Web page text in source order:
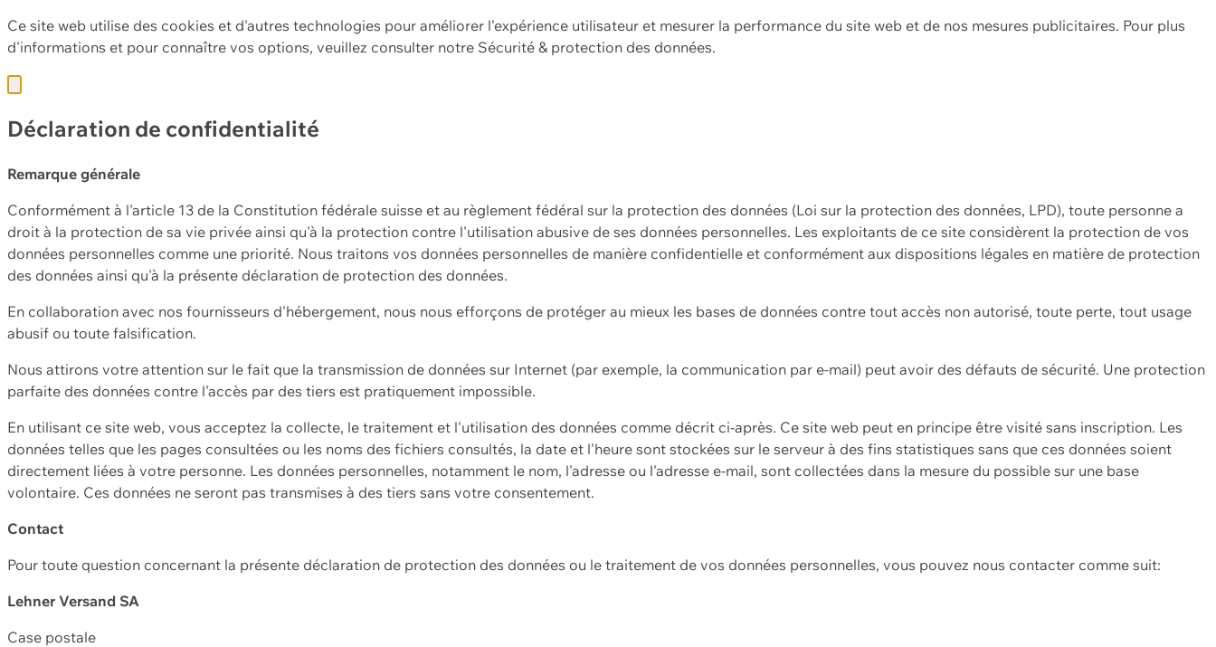
Ce site web utilise des cookies et d'autres technologies pour améliorer l'expérience utilisateur et mesurer la performance du site web et de nos mesures publicitaires. Pour plus
d'informations et pour connaître vos options, veuillez consulter notre Sécurité & protection des données.
Déclaration de confidentialité
Remarque générale
Conformément à l'article 13 de la Constitution fédérale suisse et au règlement fédéral sur la protection des données (Loi sur la protection des données, LPD), toute personne a
droit à la protection de sa vie privée ainsi qu'à la protection contre l'utilisation abusive de ses données personnelles. Les exploitants de ce site considèrent la protection de vos
données personnelles comme une priorité. Nous traitons vos données personnelles de manière confidentielle et conformément aux dispositions légales en matière de protection
des données ainsi qu'à la présente déclaration de protection des données.
En collaboration avec nos fournisseurs d'hébergement, nous nous efforçons de protéger au mieux les bases de données contre tout accès non autorisé, toute perte, tout usage
abusif ou toute falsification.
Nous attirons votre attention sur le fait que la transmission de données sur Internet (par exemple, la communication par e-mail) peut avoir des défauts de sécurité. Une protection
parfaite des données contre l'accès par des tiers est pratiquement impossible.
En utilisant ce site web, vous acceptez la collecte, le traitement et l'utilisation des données comme décrit ci-après. Ce site web peut en principe être visité sans inscription. Les
données telles que les pages consultées ou les noms des fichiers consultés, la date et l'heure sont stockées sur le serveur à des fins statistiques sans que ces données soient
directement liées à votre personne. Les données personnelles, notamment le nom, l'adresse ou l'adresse e-mail, sont collectées dans la mesure du possible sur une base
volontaire. Ces données ne seront pas transmises à des tiers sans votre consentement.
Contact
Pour toute question concernant la présente déclaration de protection des données ou le traitement de vos données personnelles, vous pouvez nous contacter comme suit:
Lehner Versand SA
Case postale